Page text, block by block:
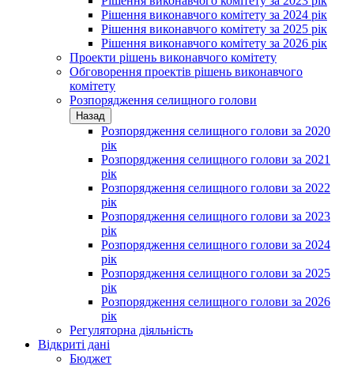
Рішення виконавчого комітету за 2024 рік
Рішення виконавчого комітету за 2025 рік
Рішення виконавчого комітету за 2026 рік
Проекти рішень виконавчого комітету
Обговорення проектів рішень виконавчого
комітету
Розпорядження селищного голови
Назад
Розпорядження селищного голови за 2020
рік
Розпорядження селищного голови за 2021
рік
Розпорядження селищного голови за 2022
рік
Розпорядження селищного голови за 2023
рік
Розпорядження селищного голови за 2024
рік
Розпорядження селищного голови за 2025
рік
Розпорядження селищного голови за 2026
рік
Регуляторна діяльність
Відкриті дані
Бюджет